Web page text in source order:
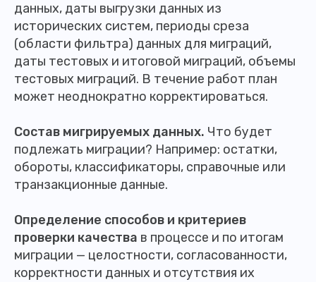
данных, даты выгрузки данных из
исторических систем, периоды среза
(области фильтра) данных для миграций,
даты тестовых и итоговой миграций, объемы
тестовых миграций. В течение работ план
может неоднократно корректироваться.
Состав мигрируемых данных. Что будет
подлежать миграции? Например: остатки,
обороты, классификаторы, справочные или
транзакционные данные.
Определение способов и критериев
проверки качества в процессе и по итогам
миграции — целостности, согласованности,
корректности данных и отсутствия их